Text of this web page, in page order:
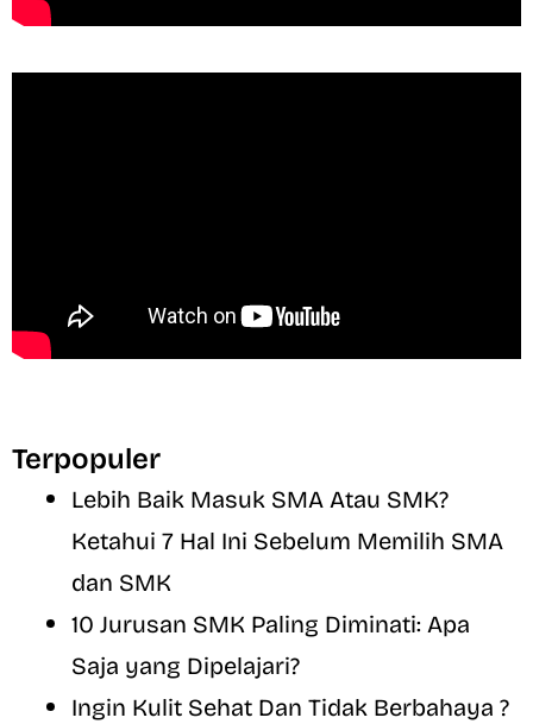
Terpopuler
Lebih Baik Masuk SMA Atau SMK?
Ketahui 7 Hal Ini Sebelum Memilih SMA
dan SMK
10 Jurusan SMK Paling Diminati: Apa
Saja yang Dipelajari?
Ingin Kulit Sehat Dan Tidak Berbahaya ?